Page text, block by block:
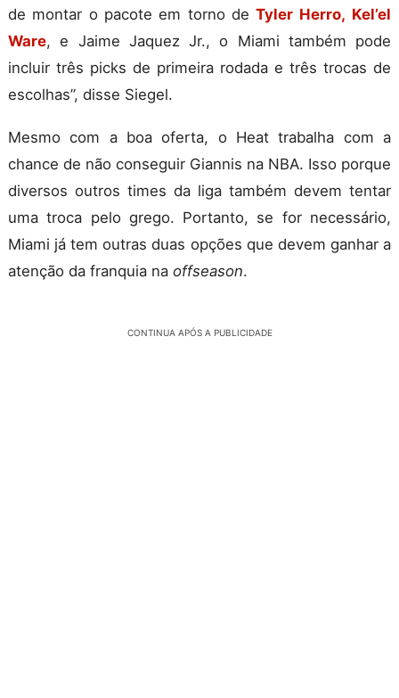
de montar o pacote em torno deTyler Herro, Kel’el
Ware, e Jaime Jaquez Jr., o Miami também pode
incluir três picks de primeira rodada e três trocas de
escolhas”, disse Siegel.
Mesmo com a boa oferta, o Heat trabalha com a
chance de não conseguir Giannis na NBA. Isso porque
diversos outros times da liga também devem tentar
uma troca pelo grego. Portanto, se for necessário,
Miami já tem outras duas opções que devem ganhar a
atenção da franquia na offseason.
CONTINUA APÓS A PUBLICIDADE